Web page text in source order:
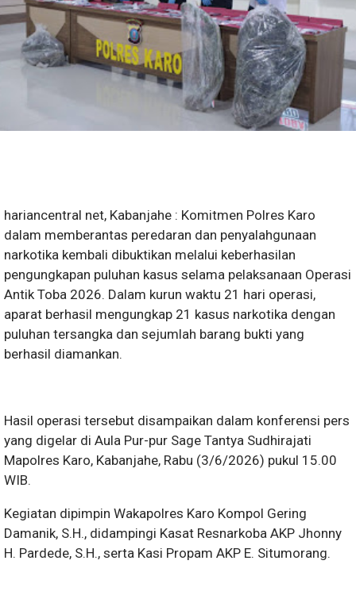
hariancentral net, Kabanjahe : Komitmen Polres Karo
dalam memberantas peredaran dan penyalahgunaan
narkotika kembali dibuktikan melalui keberhasilan
pengungkapan puluhan kasus selama pelaksanaan Operasi
Antik Toba 2026. Dalam kurun waktu 21 hari operasi,
aparat berhasil mengungkap 21 kasus narkotika dengan
puluhan tersangka dan sejumlah barang bukti yang
berhasil diamankan.
Hasil operasi tersebut disampaikan dalam konferensi pers
yang digelar di Aula Pur-pur Sage Tantya Sudhirajati
Mapolres Karo, Kabanjahe, Rabu (3/6/2026) pukul 15.00
WIB.
Kegiatan dipimpin Wakapolres Karo Kompol Gering
Damanik, S.H., didampingi Kasat Resnarkoba AKP Jhonny
H. Pardede, S.H., serta Kasi Propam AKP E. Situmorang.